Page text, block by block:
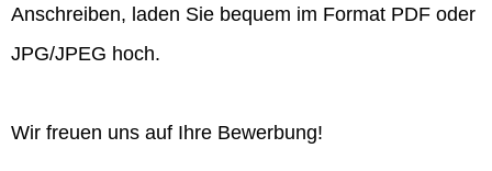
Anschreiben, laden Sie bequem im Format PDF oder
JPG/JPEG hoch.
Wir freuen uns auf Ihre Bewerbung!